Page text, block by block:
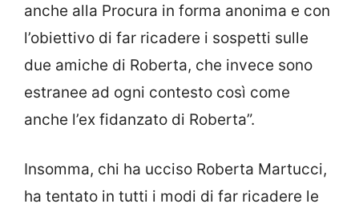
anche alla Procura in forma anonima e con
l’obiettivo di far ricadere i sospetti sulle
due amiche di Roberta, che invece sono
estranee ad ogni contesto così come
anche l’ex fidanzato di Roberta”.
Insomma, chi ha ucciso Roberta Martucci,
ha tentato in tutti i modi di far ricadere le